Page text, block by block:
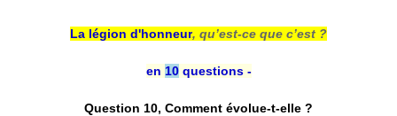
La légion d'honneur, qu’est-ce que c’est ?
en 10questions -
Question 10, Comment évolue-t-elle ?